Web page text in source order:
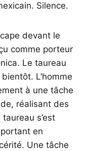
Silence.
devant le
comme porteur
Le taureau
L’homme
à une tâche
réalisant des
s’est
en
Une tâche